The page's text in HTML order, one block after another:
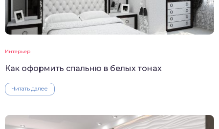
Интерьер
Как оформить спальню в белых тонах
Читать далее